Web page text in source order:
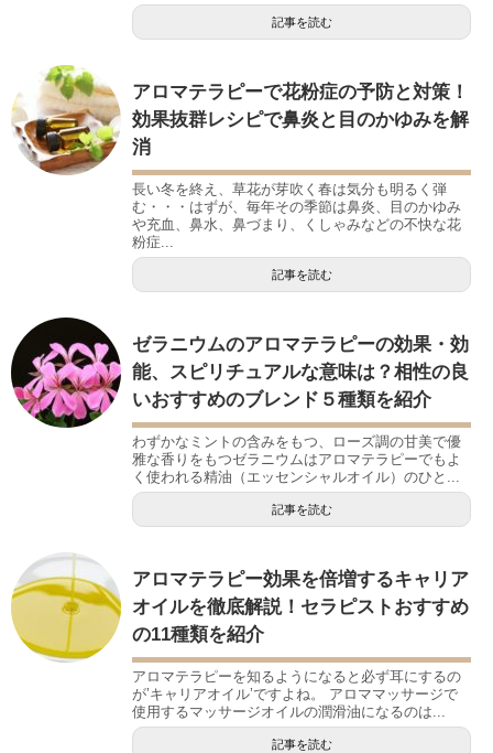
記事を読む
アロマテラピーで花粉症の予防と対策！
効果抜群レシピで鼻炎と目のかゆみを解
消
長い冬を終え、草花が芽吹く春は気分も明るく弾
む・・・はずが、毎年その季節は鼻炎、目のかゆみ
や充血、鼻水、鼻づまり、くしゃみなどの不快な花
粉症...
記事を読む
ゼラニウムのアロマテラピーの効果・効
能、スピリチュアルな意味は？相性の良
いおすすめのブレンド５種類を紹介
わずかなミントの含みをもつ、ローズ調の甘美で優
雅な香りをもつゼラニウムはアロマテラピーでもよ
く使われる精油（エッセンシャルオイル）のひと...
記事を読む
アロマテラピー効果を倍増するキャリア
オイルを徹底解説！セラピストおすすめ
の11種類を紹介
アロマテラピーを知るようになると必ず耳にするの
が’キャリアオイル’ですよね。 アロママッサージで
使用するマッサージオイルの潤滑油になるのは...
記事を読む